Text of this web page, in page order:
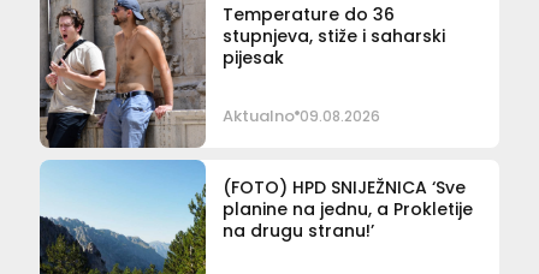
Temperature do 36
stupnjeva, stiže i saharski
pijesak
Aktualno 09.08.2026
(FOTO) HPD SNIJEŽNICA ‘Sve
planine na jednu, a Prokletije
na drugu stranu!’